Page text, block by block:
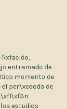
l\xfacido,
entramado de
momento de
per\xedodo de
estudios